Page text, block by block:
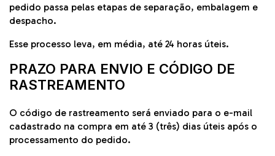
pedido passa pelas etapas de separação, embalagem e
despacho.
Esse processo leva, em média, até 24 horas úteis.
PRAZO PARA ENVIO E CÓDIGO DE
RASTREAMENTO
O código de rastreamento será enviado para o e-mail
cadastrado na compra em até 3 (três) dias úteis após o
processamento do pedido.